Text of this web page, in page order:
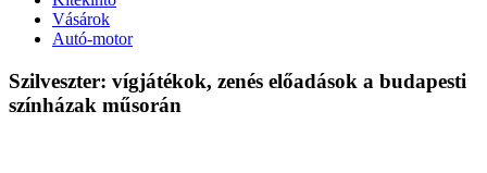
Vásárok
Autó-motor
Szilveszter: vígjátékok, zenés előadások a budapesti
színházak műsorán